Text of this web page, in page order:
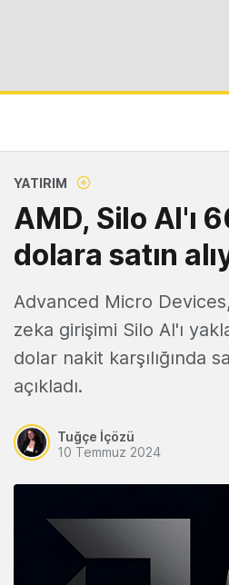
YATIRIM
AMD, Silo AI'ı
dolara satın
Advanced Micro
zeka girişimi Silo AI'ı
dolar nakit karşılığında
açıkladı.
Tuğçe İçözü
10 Temmuz 2024